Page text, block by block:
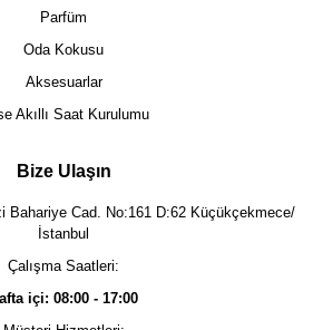
Parfüm
Oda Kokusu
Aksesuarlar
Akıllı Saat Kurulumu
Bize Ulaşın
Bahariye Cad. No:161 D:62 Küçükçekmece/
İstanbul
Çalışma Saatleri:
içi: 08:00 - 17:00